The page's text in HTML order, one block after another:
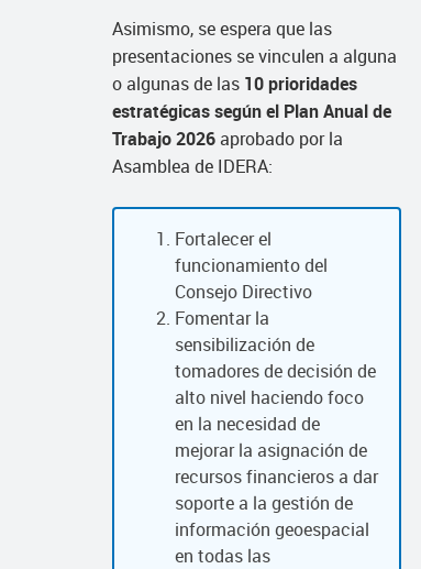
Asimismo, se espera que las
presentaciones se vinculen a alguna
o algunas de las 10 prioridades
estratégicas según el Plan Anual de
Trabajo 2026aprobado por la
Asamblea de IDERA:
Fortalecer el
funcionamiento del
Consejo Directivo
Fomentar la
sensibilización de
tomadores de decisión de
alto nivel haciendo foco
en la necesidad de
mejorar la asignación de
recursos financieros a dar
soporte a la gestión de
información geoespacial
en todas las